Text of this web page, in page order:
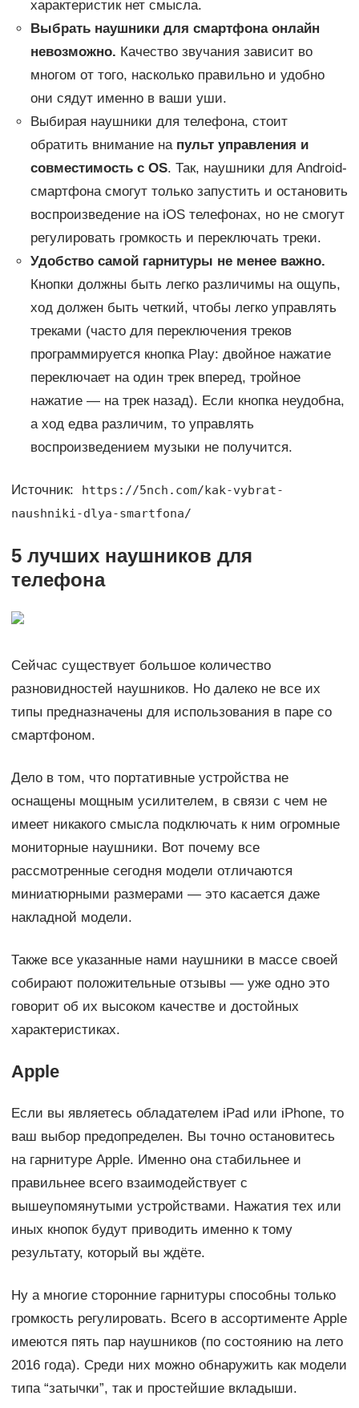
характеристик нет смысла.
Выбрать наушники для смартфона онлайн
невозможно. Качество звучания зависит во
многом от того, насколько правильно и удобно
они сядут именно в ваши уши.
Выбирая наушники для телефона, стоит
обратить внимание на пульт управления и
совместимость с OS. Так, наушники для Android-
смартфона смогут только запустить и остановить
воспроизведение на iOS телефонах, но не смогут
регулировать громкость и переключать треки.
Удобство самой гарнитуры не менее важно.
Кнопки должны быть легко различимы на ощупь,
ход должен быть четкий, чтобы легко управлять
треками (часто для переключения треков
программируется кнопка Play: двойное нажатие
переключает на один трек вперед, тройное
нажатие — на трек назад). Если кнопка неудобна,
а ход едва различим, то управлять
воспроизведением музыки не получится.
Источник:
https://5nch.com/kak-vybrat-
naushniki-dlya-smartfona/
5 лучших наушников для
телефона
Сейчас существует большое количество
разновидностей наушников. Но далеко не все их
типы предназначены для использования в паре со
смартфоном.
Дело в том, что портативные устройства не
оснащены мощным усилителем, в связи с чем не
имеет никакого смысла подключать к ним огромные
мониторные наушники. Вот почему все
рассмотренные сегодня модели отличаются
миниатюрными размерами — это касается даже
накладной модели.
Также все указанные нами наушники в массе своей
собирают положительные отзывы — уже одно это
говорит об их высоком качестве и достойных
характеристиках.
Apple
Если вы являетесь обладателем iPad или iPhone, то
ваш выбор предопределен. Вы точно остановитесь
на гарнитуре Apple. Именно она стабильнее и
правильнее всего взаимодействует с
вышеупомянутыми устройствами. Нажатия тех или
иных кнопок будут приводить именно к тому
результату, который вы ждёте.
Ну а многие сторонние гарнитуры способны только
громкость регулировать. Всего в ассортименте Apple
имеются пять пар наушников (по состоянию на лето
2016 года). Среди них можно обнаружить как модели
типа “затычки”, так и простейшие вкладыши.